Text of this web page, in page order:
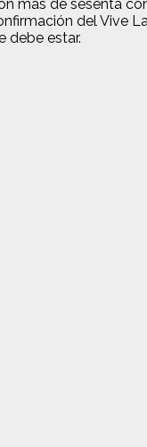
más de sesenta
del Vive
debe estar.